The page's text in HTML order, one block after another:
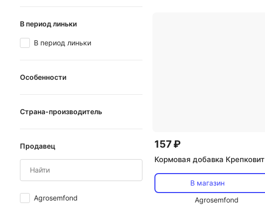
В период линьки
В период линьки
Особенности
без ароматизаторов
без ГМО
Страна-производитель
Вьетнам
Италия
Россия
Продавец
Agrosemfond
157 ₽
Кормовая добавка Крепковит
В магазин
Agrosemfond